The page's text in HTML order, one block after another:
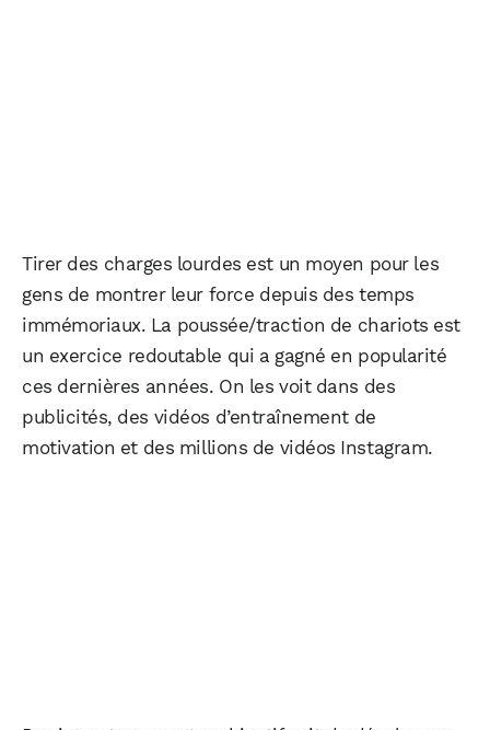
Tirer des charges lourdes est un moyen pour les
gens de montrer leur force depuis des temps
immémoriaux. La poussée/traction de chariots est
un exercice redoutable qui a gagné en popularité
ces dernières années. On les voit dans des
publicités, des vidéos d’entraînement de
motivation et des millions de vidéos Instagram.